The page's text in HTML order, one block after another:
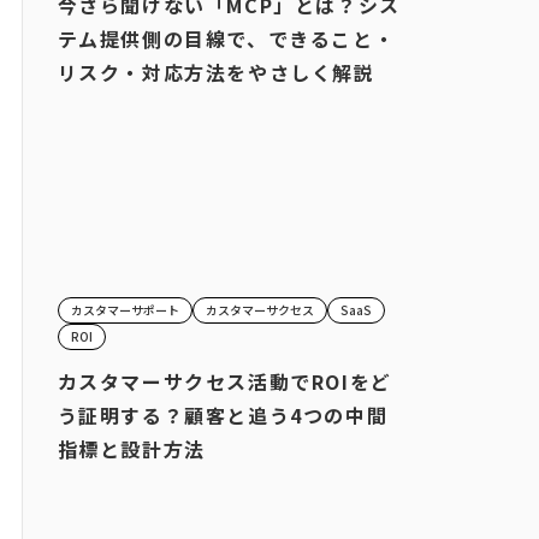
テム提供側の目線で、できること・
リスク・対応方法をやさしく解説
カスタマーサポート カスタマーサクセス
SaaS
ROI
カスタマーサクセス活動でROIをど
う証明する？顧客と追う4つの中間
指標と設計方法